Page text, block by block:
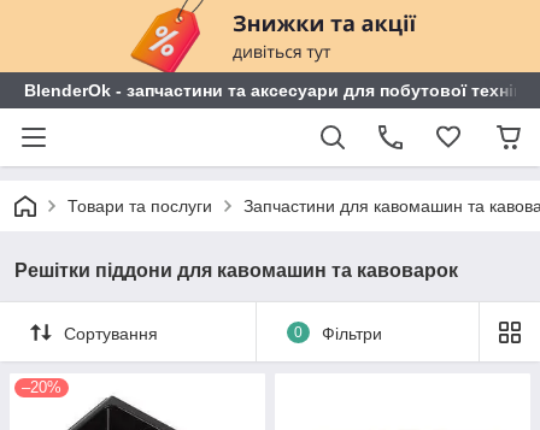
BlenderOk - запчастини та аксесуари для побутової техніки
Товари та послуги Запчастини для кавомашин та
Решітки піддони для кавомашин та кавоварок
Сортування 0 Фільтри
–20%